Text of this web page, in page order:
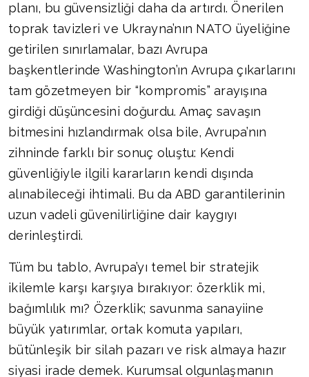
planı, bu güvensizliği daha da artırdı. Önerilen
toprak tavizleri ve Ukrayna’nın NATO üyeliğine
getirilen sınırlamalar, bazı Avrupa
başkentlerinde Washington’ın Avrupa çıkarlarını
tam gözetmeyen bir “kompromis” arayışına
girdiği düşüncesini doğurdu. Amaç savaşın
bitmesini hızlandırmak olsa bile, Avrupa’nın
zihninde farklı bir sonuç oluştu: Kendi
güvenliğiyle ilgili kararların kendi dışında
alınabileceği ihtimali. Bu da ABD garantilerinin
uzun vadeli güvenilirliğine dair kaygıyı
derinleştirdi.
Tüm bu tablo, Avrupa’yı temel bir stratejik
ikilemle karşı karşıya bırakıyor: özerklik mi,
bağımlılık mı? Özerklik; savunma sanayiine
büyük yatırımlar, ortak komuta yapıları,
bütünleşik bir silah pazarı ve risk almaya hazır
siyasi irade demek. Kurumsal olgunlaşmanın